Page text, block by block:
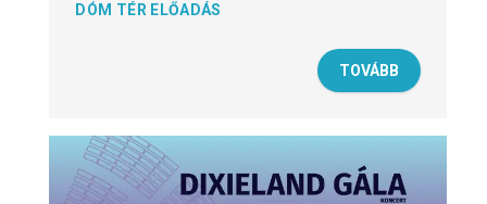
DÓM TÉR ELŐADÁS
TOVÁBB